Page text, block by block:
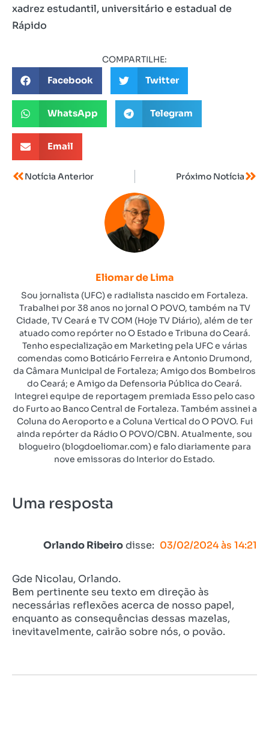
xadrez estudantil, universitário e estadual de
Rápido
COMPARTILHE:
Facebook Twitter
WhatsApp Telegram
Email
Notícia Anterior Próximo Notícia
Eliomar de Lima
Sou jornalista (UFC) e radialista nascido em Fortaleza.
Trabalhei por 38 anos no jornal O POVO, também na TV
Cidade, TV Ceará e TV COM (Hoje TV Diário), além de ter
atuado como repórter no O Estado e Tribuna do Ceará.
Tenho especialização em Marketing pela UFC e várias
comendas como Boticário Ferreira e Antonio Drumond,
da Câmara Municipal de Fortaleza; Amigo dos Bombeiros
do Ceará; e Amigo da Defensoria Pública do Ceará.
Integrei equipe de reportagem premiada Esso pelo caso
do Furto ao Banco Central de Fortaleza. Também assinei a
Coluna do Aeroporto e a Coluna Vertical do O POVO. Fui
ainda repórter da Rádio O POVO/CBN. Atualmente, sou
blogueiro (blogdoeliomar.com) e falo diariamente para
nove emissoras do Interior do Estado.
Uma resposta
Orlando Ribeirodisse: 03/02/2024 às 14:21
Gde Nicolau, Orlando.
Bem pertinente seu texto em direção às
necessárias reflexões acerca de nosso papel,
enquanto as consequências dessas mazelas,
inevitavelmente, cairão sobre nós, o povão.